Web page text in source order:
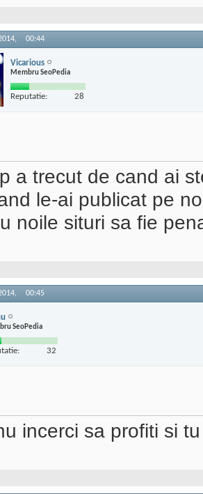
00:44
Vicarious
Membru SeoPedia
Reputatie: 28
a trecut de cand ai
le-ai publicat pe
noile situri sa fie
00:45
SeoPedia
32
incerci sa profiti si